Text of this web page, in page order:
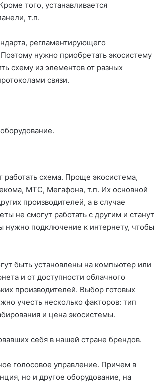
того, устанавливается
т.п.
регламентирующего
нужно приобретать экосистему
схему из элементов от разных
связи.
работать схема. Проще экосистема,
МТС, Мегафона, т.п. Их основной
производителей, а в случае
не смогут работать с другим и станут
нужно подключение к интернету, чтобы
быть установлены на компьютер или
и от доступности облачного
производителей. Выбор готовых
учесть несколько факторов: тип
и цена экосистемы.
себя в нашей стране брендов.
голосовое управление. Причем в
но и другое оборудование, на